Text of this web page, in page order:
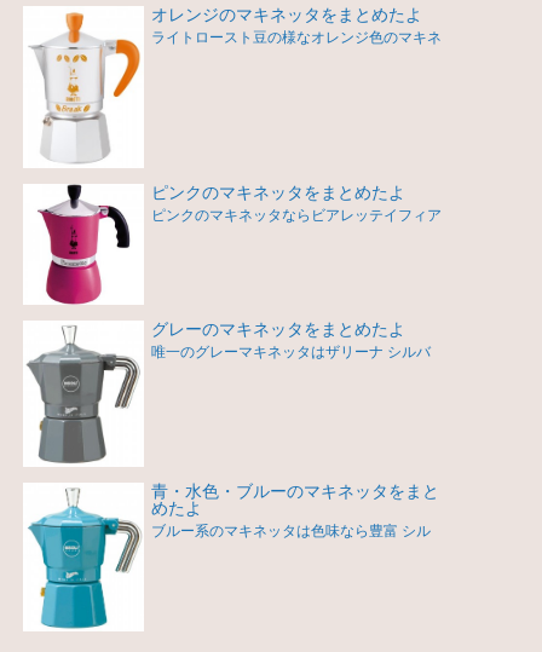
オレンジのマキネッタをまとめたよ
ライトロースト豆の様なオレンジ色のマキネ
ピンクのマキネッタをまとめたよ
ピンクのマキネッタならビアレッテイフィア
グレーのマキネッタをまとめたよ
唯一のグレーマキネッタはザリーナ シルバ
青・水色・ブルーのマキネッタをまと
めたよ
ブルー系のマキネッタは色味なら豊富 シル